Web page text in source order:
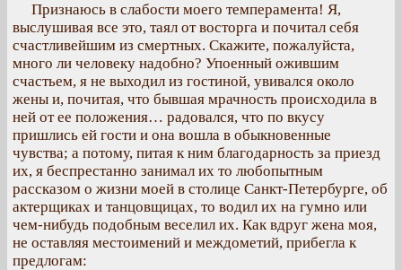
Признаюсь в слабости моего темперамента! Я,
выслушивая все это, таял от восторга и почитал себя
счастливейшим из смертных. Скажите, пожалуйста,
много ли человеку надобно? Упоенный ожившим
счастьем, я не выходил из гостиной, увивался около
жены и, почитая, что бывшая мрачность происходила в
ней от ее положения… радовался, что по вкусу
пришлись ей гости и она вошла в обыкновенные
чувства; а потому, питая к ним благодарность за приезд
их, я беспрестанно занимал их то любопытным
рассказом о жизни моей в столице Санкт-Петербурге, об
актерщиках и танцовщицах, то водил их на гумно или
чем-нибудь подобным веселил их. Как вдруг жена моя,
не оставляя местоимений и междометий, прибегла к
предлогам: